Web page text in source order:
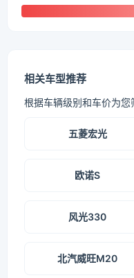
相关车型推荐
根据车辆级别和车价为
五菱宏光
欧诺S
风光330
北汽威旺M20